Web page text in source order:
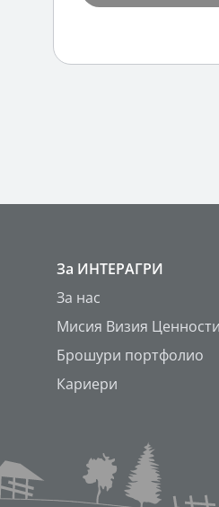
За ИНТЕРАГРИ
За нас
Мисия Визия Ценности
Брошури портфолио
Кариери